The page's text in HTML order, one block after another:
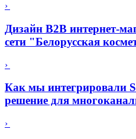
›
Дизайн B2B интернет-
сети "Белорусская
›
Как мы интегрировали
решение для
›